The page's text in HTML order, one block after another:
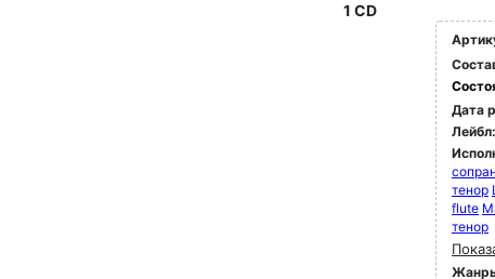
1 CD
Дата
Лейбл:
тенор
flute
тенор